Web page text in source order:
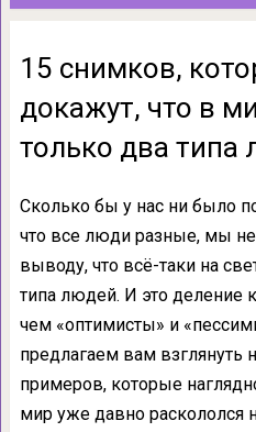
15 снимков,
докажут, что в
только два типа
Сколько бы у нас ни было
что все люди разные, мы
выводу, что всё-таки на
типа людей. И это деление
чем «оптимисты» и
предлагаем вам взглянуть
примеров, которые
мир уже давно раскололся